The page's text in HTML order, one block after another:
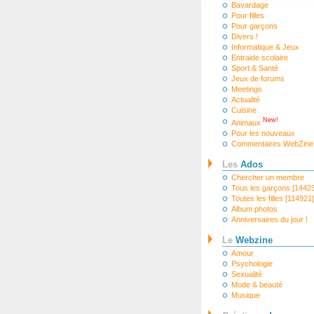
Bavardage
Pour filles
Pour garçons
Divers !
Informatique & Jeux
Entraide scolaire
Sport & Santé
Jeux de forums
Meetings
Actualité
Cuisine
Animaux New!
Pour les nouveaux
Commentaires WebZine
Les Ados
Chercher un membre
Tous les garçons
Toutes les filles [114921]
Album photos
Anniversaires du jour !
Le Webzine
Amour
Psychologie
Sexualité
Mode & beauté
Musique